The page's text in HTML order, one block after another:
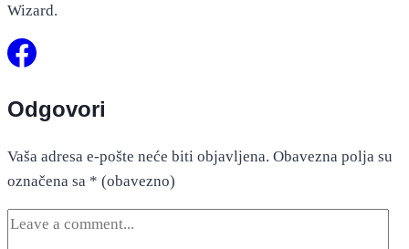
Wizard.
Odgovori
Vaša adresa e-pošte neće biti objavljena. Obavezna polja su
označena sa * (obavezno)